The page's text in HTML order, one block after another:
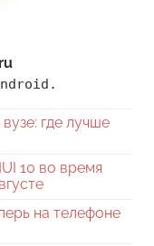
где лучше
10 во время
на телефоне